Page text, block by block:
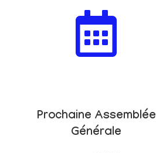
Prochaine Assemblée
Générale